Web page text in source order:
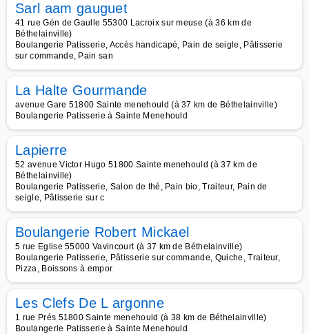
Sarl aam gauguet
41 rue Gén de Gaulle 55300 Lacroix sur meuse (à 36 km de
Béthelainville)
Boulangerie Patisserie, Accès handicapé, Pain de seigle, Pâtisserie
sur commande, Pain san
La Halte Gourmande
avenue Gare 51800 Sainte menehould (à 37 km de Béthelainville)
Boulangerie Patisserie à Sainte Menehould
Lapierre
52 avenue Victor Hugo 51800 Sainte menehould (à 37 km de
Béthelainville)
Boulangerie Patisserie, Salon de thé, Pain bio, Traiteur, Pain de
seigle, Pâtisserie sur c
Boulangerie Robert Mickael
5 rue Eglise 55000 Vavincourt (à 37 km de Béthelainville)
Boulangerie Patisserie, Pâtisserie sur commande, Quiche, Traiteur,
Pizza, Boissons à empor
Les Clefs De L argonne
1 rue Prés 51800 Sainte menehould (à 38 km de Béthelainville)
Boulangerie Patisserie à Sainte Menehould